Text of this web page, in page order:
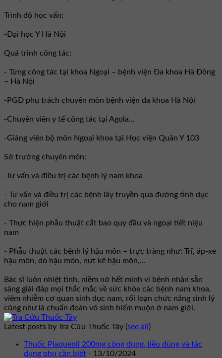
Trình độ học vấn:
-Đại học Y Hà Nội
Quá trình công tác:
- Từng công tác tại khoa Ngoại – bệnh viện Đa khoa Hà Đông
– Hà Nội
-PGĐ phụ trách chuyên môn bệnh viện đa khoa Hà Nội
-Chuyên viên y tế công tác tại Agola...
-Giảng viên bộ môn Ngoại khoa tại Học viện Quân Y 103
Sở trưởng chuyên môn:
-Tư vấn và điều trị các bệnh lý nam khoa
- Tư vấn và điều trị các bệnh lây truyền qua đường tình dục
cho nam giới
- Thực hiện phẫu thuật cắt bao quy đầu và ngoại tiết niệu
nam
- Phẫu thuật các bệnh lý hậu môn – trực tràng như: Trĩ, áp-xe
hậu môn, dò hậu môn, nứt kẽ hậu môn,...
Bác sĩ luôn nhiệt tình, niềm nở hết mình vì bệnh nhân sẵn
sàng giải đáp mọi thắc mắc về sức khỏe các bệnh nam khoa,
viêm nhiễm cơ quan sinh dục nam, rối loạn chức năng sinh lý
cũng như là chuẩn đoán vô sinh hiếm muộn ở nam giới.
Latest posts by Tra Cứu Thuốc Tây (see all)
Thuốc Plaquenil 200mg công dụng, liều dùng và tác
dụng phụ cần biết - 13/10/2024